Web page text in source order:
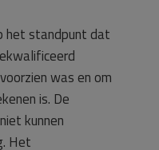
het standpunt dat
was en om
is. De
kunnen
Het